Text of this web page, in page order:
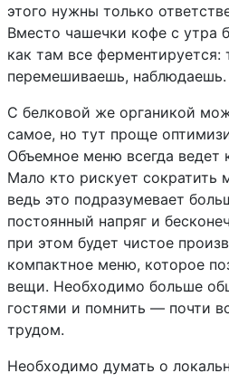
этого нужны только
Вместо чашечки кофе с утра
как там все ферментируется:
перемешиваешь, наблюдаешь.
С белковой же органикой
самое, но тут проще
Объемное меню всегда ведет
Мало кто рискует сократить
ведь это подразумевает
постоянный напряг и
при этом будет чистое
компактное меню, которое
вещи. Необходимо больше
гостями и помнить — почти
трудом.
Необходимо думать о